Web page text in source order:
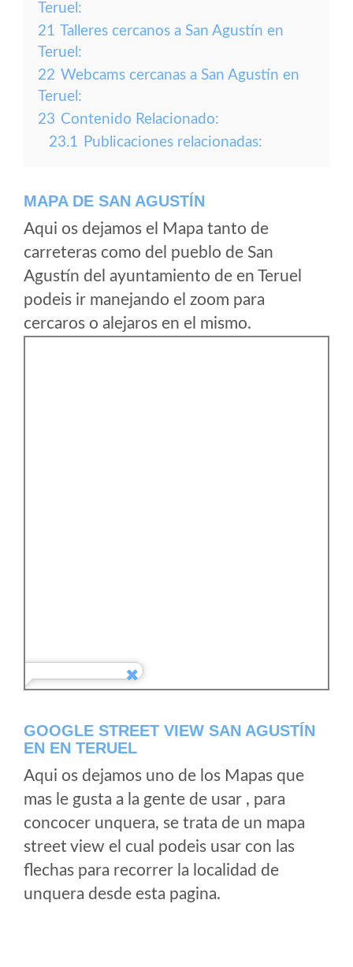
Teruel:
21 Talleres cercanos a San Agustín en
Teruel:
22 Webcams cercanas a San Agustín en
Teruel:
23 Contenido Relacionado:
23.1 Publicaciones relacionadas:
MAPA DE SAN AGUSTÍN
Aqui os dejamos el Mapa tanto de
carreteras como del pueblo de San
Agustín del ayuntamiento de en Teruel
podeis ir manejando el zoom para
cercaros o alejaros en el mismo.
GOOGLE STREET VIEW SAN AGUSTÍN
EN EN TERUEL
Aqui os dejamos uno de los Mapas que
mas le gusta a la gente de usar , para
concocer unquera, se trata de un mapa
street view el cual podeis usar con las
flechas para recorrer la localidad de
unquera desde esta pagina.